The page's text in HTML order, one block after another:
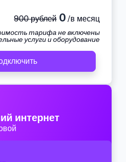
900 рублей0 /в месяц
тарифа не включены
услуги и оборудование
интернет